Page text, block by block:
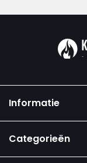
Informatie
Categorieën